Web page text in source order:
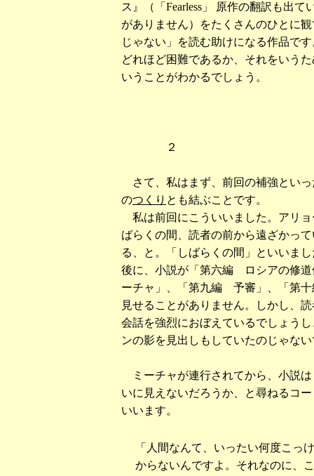
ス』（「 Fearless 」 原作の翻訳も出て
がありません）をたくさんのひとに
じゃない」を読む助けになる作品で
どれほど困難であるか、それをいう
いうことがわかるでしょう。
２
さて、私はまず、前回の補強とい
のつくり とも結ぶことです。
私は前回にこういいました。アリ
ばらくの間、読者の前から遠ざかっ
る、と。「しばらくの間」といいま
後に、小説が「第六編 ロシアの修
ーチャ」、「第九編 予審」、「第
見せることがありません。しかし、
会話を強烈におぼえているでしょう
ンの影を見出しもしていたのじゃな
ミーチャが連行されてから、小説
いに見えないだろうか、と尋ねるコ
いいます。
「人間なんて、いったい何度こっ
からないんですよ。それなのに、